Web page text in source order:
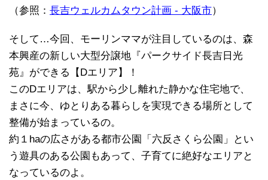
（参照： 長吉ウェルカムタウン計画 - 大阪市）
そして…今回、モーリンママが注目しているのは、森
本興産の新しい大型分譲地『パークサイド長吉日光
苑』ができる【Dエリア】！
このDエリアは、駅から少し離れた静かな住宅地で、
まさに今、ゆとりある暮らしを実現できる場所として
整備が始まっているの。
約１haの広さがある都市公園「六反さくら公園」とい
う遊具のある公園もあって、子育てに絶好なエリアと
なっているのよ。